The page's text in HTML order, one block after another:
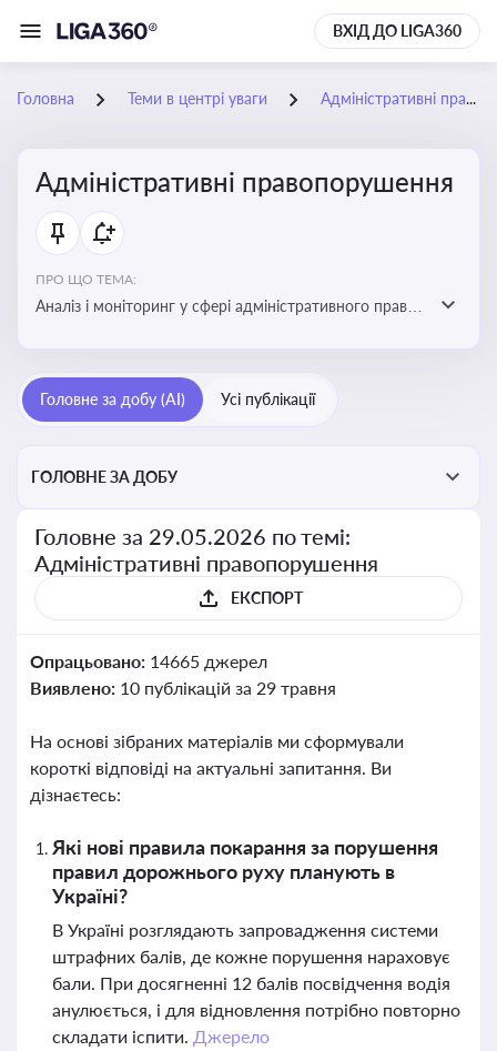
ВХІД ДО LIGA360
Головна Теми в центрі уваги Адміністративні правопорушення
Адміністративні правопорушення
ПРО ЩО ТЕМА:
Аналіз і моніторинг у сфері адміністративного права:
Головне за добу (AI) Усі публікації
ГОЛОВНЕ ЗА ДОБУ
Головне за 29.05.2026 по темі:
Адміністративні правопорушення
ЕКСПОРТ
Опрацьовано: 14665 джерел
Виявлено: 10 публікацій за 29 травня
На основі зібраних матеріалів ми сформували
короткі відповіді на актуальні запитання. Ви
дізнаєтесь:
Які нові правила покарання за порушення
правил дорожнього руху планують в
Україні?
В Україні розглядають запровадження системи
штрафних балів, де кожне порушення нараховує
бали. При досягненні 12 балів посвідчення водія
анулюється, і для відновлення потрібно повторно
складати іспити. Джерело